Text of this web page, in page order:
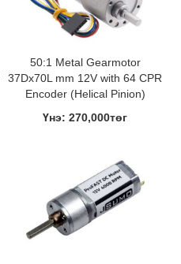
50:1 Metal Gearmotor
37Dx70L mm 12V with 64 CPR
Encoder (Helical Pinion)
Үнэ: 270,000төг